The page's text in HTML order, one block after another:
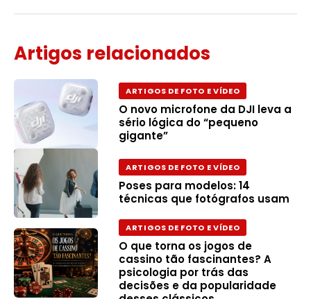
Artigos relacionados
ARTIGOS DE FOTO E VÍDEO
O novo microfone da DJI leva a
sério lógica do “pequeno
gigante”
ARTIGOS DE FOTO E VÍDEO
Poses para modelos: 14
técnicas que fotógrafos usam
ARTIGOS DE FOTO E VÍDEO
O que torna os jogos de
cassino tão fascinantes? A
psicologia por trás das
decisões e da popularidade